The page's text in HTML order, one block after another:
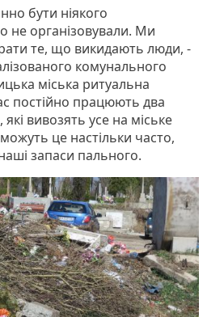
бути ніякого
не організовували. Ми
те, що викидають люди, -
комунального
міська ритуальна
постійно працюють два
вивозять усе на міське
це настільки часто,
запаси пального.